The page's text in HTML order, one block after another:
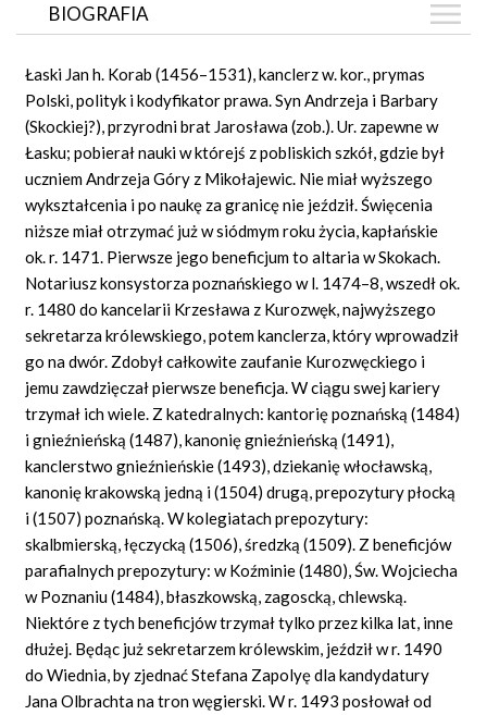
BIOGRAFIA
ZDJĘCIA (10)
ARTYKUŁY (1)
GRAF POWIĄZAŃ
DYSKUSJA
Mapa
Łaski Jan h. Korab (1456–1531), kanclerz w. kor., prymas
Polski, polityk i kodyfikator prawa. Syn Andrzeja i Barbary
(Skockiej?), przyrodni brat Jarosława (zob.). Ur. zapewne w
Łasku; pobierał nauki w którejś z pobliskich szkół, gdzie był
uczniem Andrzeja Góry z Mikołajewic. Nie miał wyższego
wykształcenia i po naukę za granicę nie jeździł. Święcenia
niższe miał otrzymać już w siódmym roku życia, kapłańskie
ok. r. 1471. Pierwsze jego beneficjum to altaria w Skokach.
Notariusz konsystorza poznańskiego w l. 1474–8, wszedł ok.
r. 1480 do kancelarii Krzesława z Kurozwęk, najwyższego
sekretarza królewskiego, potem kanclerza, który wprowadził
go na dwór. Zdobył całkowite zaufanie Kurozwęckiego i
jemu zawdzięczał pierwsze beneficja. W ciągu swej kariery
trzymał ich wiele. Z katedralnych: kantorię poznańską (1484)
i gnieźnieńską (1487), kanonię gnieźnieńską (1491),
kanclerstwo gnieźnieńskie (1493), dziekanię włocławską,
kanonię krakowską jedną i (1504) drugą, prepozytury płocką
i (1507) poznańską. W kolegiatach prepozytury:
skalbmierską, łęczycką (1506), średzką (1509). Z beneficjów
parafialnych prepozytury: w Koźminie (1480), Św. Wojciecha
w Poznaniu (1484), błaszkowską, zagoscką, chlewską.
Niektóre z tych beneficjów trzymał tylko przez kilka lat, inne
dłużej. Będąc już sekretarzem królewskim, jeździł w r. 1490
do Wiednia, by zjednać Stefana Zapolyę dla kandydatury
Jana Olbrachta na tron węgierski. W r. 1493 posłował od